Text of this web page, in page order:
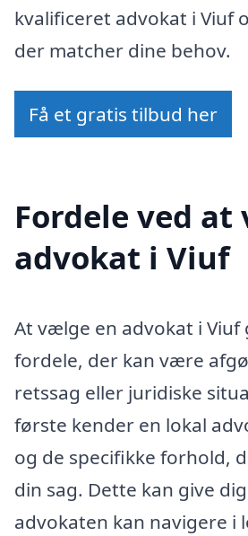
kvalificeret advokat i Viuf
der matcher dine behov.
Få et gratis tilbud her
Fordele ved
advokat i Viuf
At vælge en advokat i
fordele, der kan være
retssag eller juridiske
første kender en lokal
og de specifikke forhold,
din sag. Dette kan give
advokaten kan navigere i